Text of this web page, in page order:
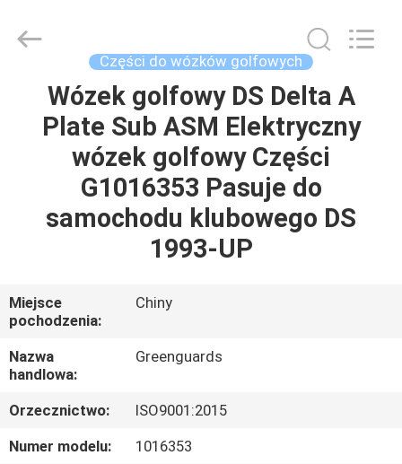
DOM
PRODUKTY
WYCIECZKA
PO
FABRYCE
KONTROLA
JAKOŚCI
Trading
Części do wózków golfowych
Wózek golfowy DS Delta A
Plate Sub ASM Elektryczny
wózek golfowy Części
G1016353 Pasuje do
samochodu klubowego DS
1993-UP
Miejsce
pochodzenia:
Chiny
Nazwa
handlowa:
Greenguards
Orzecznictwo:
ISO9001:2015
Numer modelu:
1016353